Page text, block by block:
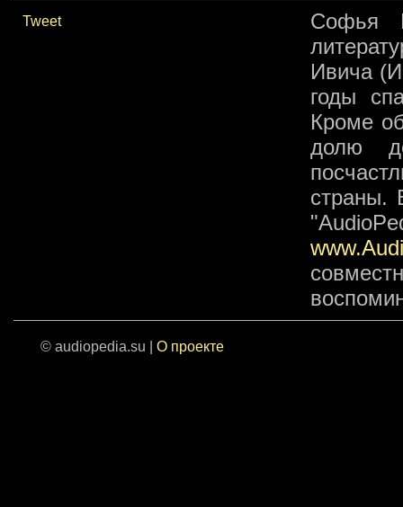
Tweet
Софья
Ивича
годы
Кроме
долю
страны.
© audiopedia.su | О проекте